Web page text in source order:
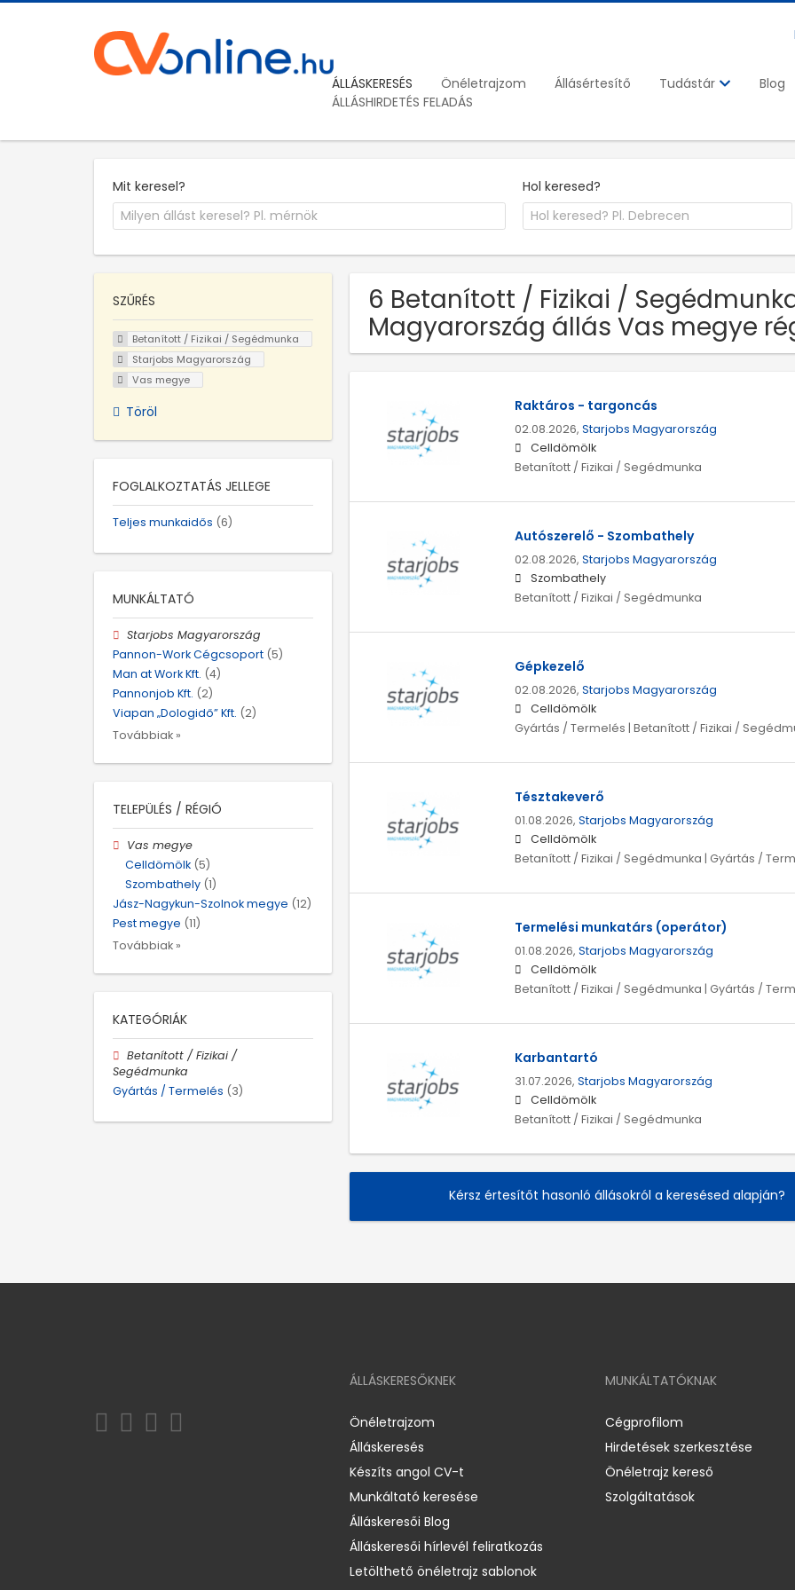
ÁLLÁSKERESÉS Önéletrajzom Állásértesítő Tudástár Blog
ÁLLÁSHIRDETÉS FELADÁS
Mit keresel? Hol keresed?
6 Betanított / Fizikai /
Magyarország állás Vas megye
Raktáros - targoncás
02.08.2026, Starjobs Magyarország
Celldömölk
Betanított / Fizikai / Segédmunka
Autószerelő - Szombathely
02.08.2026, Starjobs Magyarország
Szombathely
Betanított / Fizikai / Segédmunka
Gépkezelő
02.08.2026, Starjobs Magyarország
Celldömölk
Gyártás / Termelés | Betanított / Fizikai /
Tésztakeverő
01.08.2026, Starjobs Magyarország
Celldömölk
Betanított / Fizikai / Segédmunka | Gyártás /
Termelési munkatárs (operátor)
01.08.2026, Starjobs Magyarország
Celldömölk
Betanított / Fizikai / Segédmunka | Gyártás /
Karbantartó
31.07.2026, Starjobs Magyarország
Celldömölk
Betanított / Fizikai / Segédmunka
Kérsz értesítőt hasonló állásokról a keresésed alapján?
SZŰRÉS
Betanított / Fizikai / Segédmunka
Starjobs Magyarország
Vas megye
Töröl
FOGLALKOZTATÁS JELLEGE
Teljes munkaidős (6)
MUNKÁLTATÓ
Starjobs Magyarország
Pannon-Work Cégcsoport (5)
Man at Work Kft. (4)
Pannonjob Kft. (2)
Viapan „Dologidő” Kft. (2)
Továbbiak »
TELEPÜLÉS / RÉGIÓ
Vas megye
Celldömölk (5)
Szombathely (1)
Jász-Nagykun-Szolnok megye (12)
Pest megye (11)
Továbbiak »
KATEGÓRIÁK
Betanított / Fizikai /
Segédmunka
Gyártás / Termelés (3)
ÁLLÁSKERESŐKNEK
Önéletrajzom
Álláskeresés
Készíts angol CV-t
Munkáltató keresése
Álláskeresői Blog
Álláskeresői hírlevél feliratkozás
Letölthető önéletrajz sablonok
MUNKÁLTATÓKNAK
Cégprofilom
Hirdetések szerkesztése
Önéletrajz kereső
Szolgáltatások